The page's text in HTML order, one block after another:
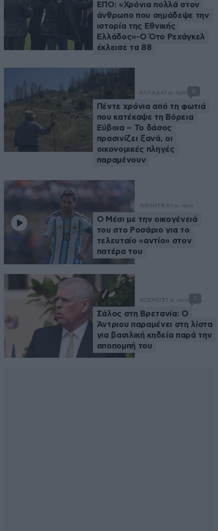
ΕΠΟ: «Χρόνια πολλά στον
άνθρωπο που σημάδεψε την
ιστορία της Εθνικής
Ελλάδος»-Ο Ότο Ρεχάγκελ
έκλεισε τα 88
ΕΛΛΑΔΑ 1 ω. πριν 8
Πέντε χρόνια από τη φωτιά
που κατέκαψε τη Βόρεια
Εύβοια – Το δάσος
πρασινίζει ξανά, οι
οικονομικές πληγές
παραμένουν
ΑΘΛΗΤΙΚΑ 1 ω. πριν
Ο Μέσι με την οικογένειά
του στο Ροσάριο για το
τελευταίο «αντίο» στον
πατέρα του
ΚΟΣΜΟΣ 1 ω. πριν
Σάλος στη Βρετανία: Ο
Άντριου παραμένει στη λίστα
για βασιλική κηδεία παρά την
αποπομπή του